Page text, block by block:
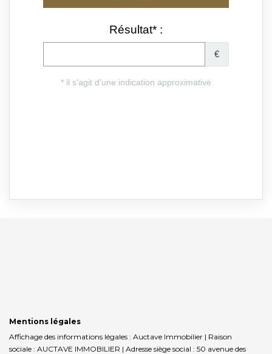
Mentions légales
Affichage des informations légales : Auctave Immobilier | Raison
sociale : AUCTAVE IMMOBILIER | Adresse siège social : 50 avenue des